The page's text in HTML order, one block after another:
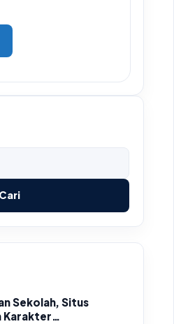
Cari
Sekolah, Situs
Karakter